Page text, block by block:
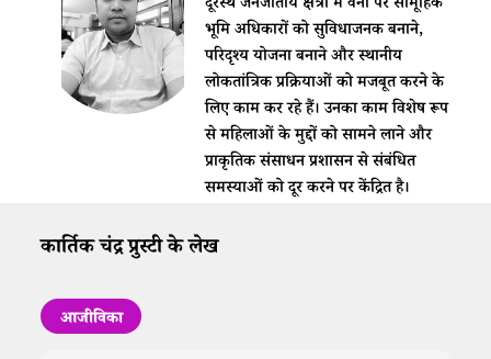
भूमि अधिकारों को सुविधाजनक बनाने,
परिदृश्य योजना बनाने और स्थानीय
लोकतांत्रिक प्रक्रियाओं को मजबूत करने के
लिए काम कर रहे हैं। उनका काम विशेष रूप
से महिलाओं के मुद्दों को सामने लाने और
प्राकृतिक संसाधन प्रशासन से संबंधित
समस्याओं को दूर करने पर केंद्रित है।
कार्तिक चंद्र प्रुस्टी के लेख
आजीविका